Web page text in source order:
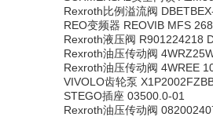
Rexroth比例溢流阀
REO变频器 REOVIB MFS
Rexroth液压阀 R901224218
Rexroth油压传动阀
Rexroth油压传动阀 4WREE
VIVOLO齿轮泵
STEGO插座 03500.0-01
Rexroth油压传动阀